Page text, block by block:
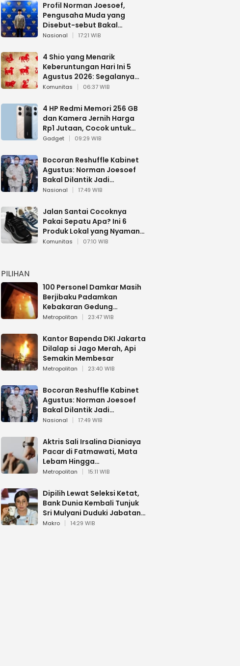
Profil Norman Joesoef,
Pengusaha Muda yang
Disebut-sebut Bakal
Dilantik Jadi Wamenhan RI
Nasional 17:21 WIB
4 Shio yang Menarik
Keberuntungan Hari Ini 5
Agustus 2026: Segalanya
Berjalan Lancar
Komunitas 06:37 WIB
4 HP Redmi Memori 256 GB
dan Kamera Jernih Harga
Rp1 Jutaan, Cocok untuk
Multitasking
Gadget 09:29 WIB
Bocoran Reshuffle Kabinet
Agustus: Norman Joesoef
Bakal Dilantik Jadi
Wamenhan RI
Nasional 17:49 WIB
Jalan Santai Cocoknya
Pakai Sepatu Apa? Ini 6
Produk Lokal yang Nyaman
Buat 17 Agustusan
Komunitas 07:10 WIB
PILIHAN
100 Personel Damkar Masih
Berjibaku Padamkan
Kebakaran Gedung
Bapenda DKI
Metropolitan 23:47 WIB
Kantor Bapenda DKI Jakarta
Dilalap si Jago Merah, Api
Semakin Membesar
Metropolitan 23:40 WIB
Bocoran Reshuffle Kabinet
Agustus: Norman Joesoef
Bakal Dilantik Jadi
Wamenhan RI
Nasional 17:49 WIB
Aktris Sali Irsalina Dianiaya
Pacar di Fatmawati, Mata
Lebam Hingga
Diselamatkan Polantas
Metropolitan 15:11 WIB
Dipilih Lewat Seleksi Ketat,
Bank Dunia Kembali Tunjuk
Sri Mulyani Duduki Jabatan
Strategis
Makro 14:29 WIB